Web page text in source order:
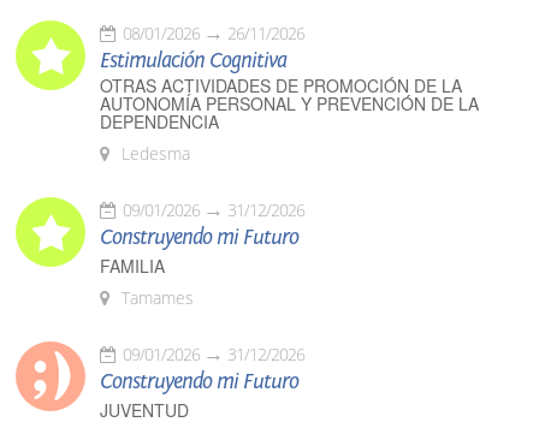
08/01/2026 26/11/2026
Estimulación Cognitiva
OTRAS ACTIVIDADES DE PROMOCIÓN DE LA
AUTONOMÍA PERSONAL Y PREVENCIÓN DE LA
DEPENDENCIA
Ledesma
09/01/2026 31/12/2026
Construyendo mi Futuro
FAMILIA
Tamames
09/01/2026 31/12/2026
Construyendo mi Futuro
JUVENTUD